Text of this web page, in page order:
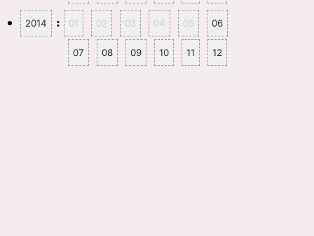
2014 : 01 02 03 04 05 06
07 08 09 10 11 12